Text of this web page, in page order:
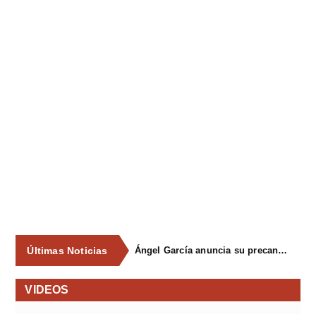
Últimas Noticias Ángel García anuncia su precandidatura para optar a la reelección como alcalde de Siero en 2027
VIDEOS